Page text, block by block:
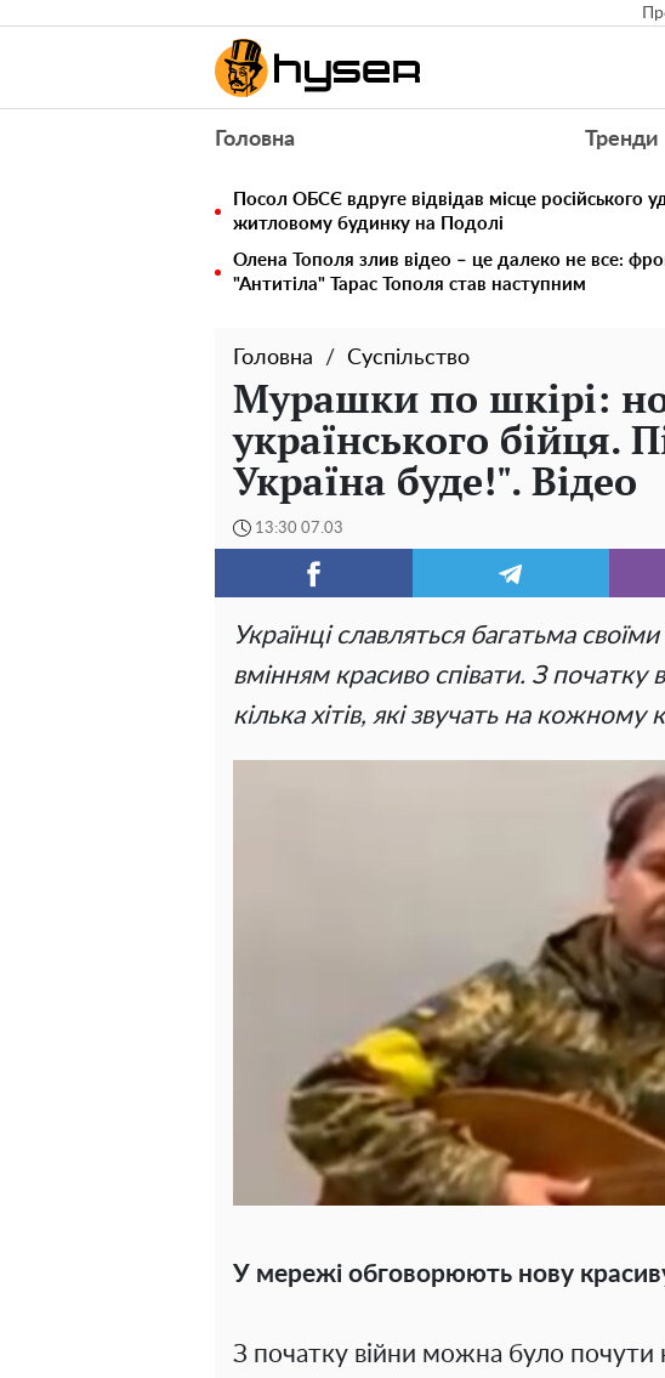
Головна Тренди
Посол ОБСЄ вдруге відвідав місце російського
житловому будинку на Подолі
Олена Тополя злив відео – це далеко не все:
"Антитіла" Тарас Тополя став наступним
Головна Суспільство
Мурашки по шкірі:
українського бійця.
Україна буде!". Відео
13:30 07.03
Українці славляться багатьма
вмінням красиво співати. З початку
кілька хітів, які звучать на кожному
У мережі обговорюють нову
З початку війни можна було почути